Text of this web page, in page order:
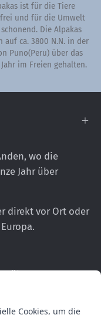
ist für die Tiere
und für die Umwelt
Die Alpakas
auf ca. 3800 N.N. in der
Puno(Peru) über das
im Freien gehalten.
wo die
Jahr über
direkt vor Ort oder
über unsere
Cookies, um die